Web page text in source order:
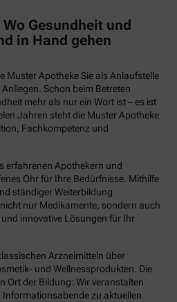
Gesundheit und
in Hand gehen
Muster Apotheke Sie als Anlaufstelle
Schon beim Betreten
mehr als nur ein Wort ist – es ist
Jahren steht die Muster Apotheke
Fachkompetenz und
erfahrenen Apothekern und
Ohr für Ihre Bedürfnisse. Mithilfe
ständiger Weiterbildung
nur Medikamente, sondern auch
innovative Lösungen für Ihr
Arzneimitteln über
und Wellnessprodukten. Die
Ort der Bildung: Wir veranstalten
zu aktuellen